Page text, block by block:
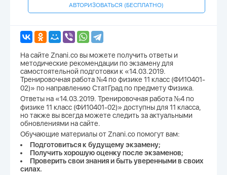
АВТОРИЗОВАТЬСЯ (БЕСПЛАТНО)
На сайте Znani.co вы можете получить ответы и
методические рекомендации по экзамену для
самостоятельной подготовки к «14.03.2019.
Тренировочная работа №4 по физике 11 класс (ФИ10401-
02)» по направлению СтатГрад по предмету Физика.
Ответы на «14.03.2019. Тренировочная работа №4 по
физике 11 класс (ФИ10401-02)» доступны для 11 класса,
но также вы всегда можете следить за актуальными
обновлениями на сайте.
Обучающие материалы от Znani.co помогут вам:
Подготовиться к будущему экзамену;
Получить хорошую оценку после экзаменов;
Проверить свои знания и быть уверенными в своих
силах.